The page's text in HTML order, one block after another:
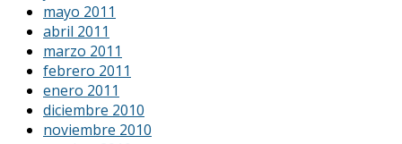
mayo 2011
abril 2011
marzo 2011
febrero 2011
enero 2011
diciembre 2010
noviembre 2010